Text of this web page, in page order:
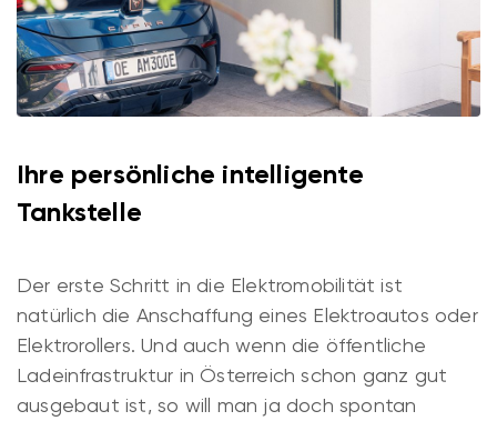
Ihre persönliche intelligente
Tankstelle
Der erste Schritt in die Elektromobilität ist
natürlich die Anschaffung eines Elektroautos oder
Elektrorollers. Und auch wenn die öffentliche
Ladeinfrastruktur in Österreich schon ganz gut
ausgebaut ist, so will man ja doch spontan